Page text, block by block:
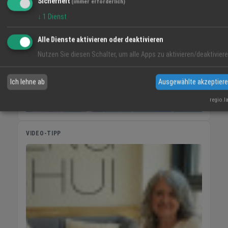
VIDEO-TIPP
(immer erforderlich)
↓ 1 Dienst
Alle Dienste aktivieren oder deaktivieren
Nutzen Sie diesen Schalter, um alle Apps zu aktivieren/
Ich lehne ab Ausgewählte